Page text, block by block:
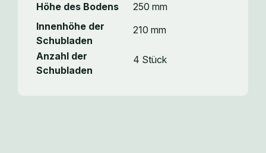
Höhe des Bodens
250 mm
Innenhöhe der
Schubladen
210 mm
Anzahl der
Schubladen
4 Stück